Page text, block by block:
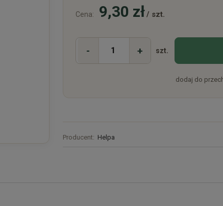
Cena: 9,30 zł/ szt.
- + szt.
dodaj do
Producent: Helpa